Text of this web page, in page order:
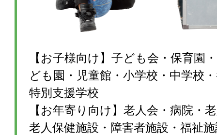
【お子様向け】子ども会・保育園
ども園・児童館・小学校・中学校
特別支援学校
【お年寄り向け】老人会・病院・
老人保健施設・障害者施設・福祉